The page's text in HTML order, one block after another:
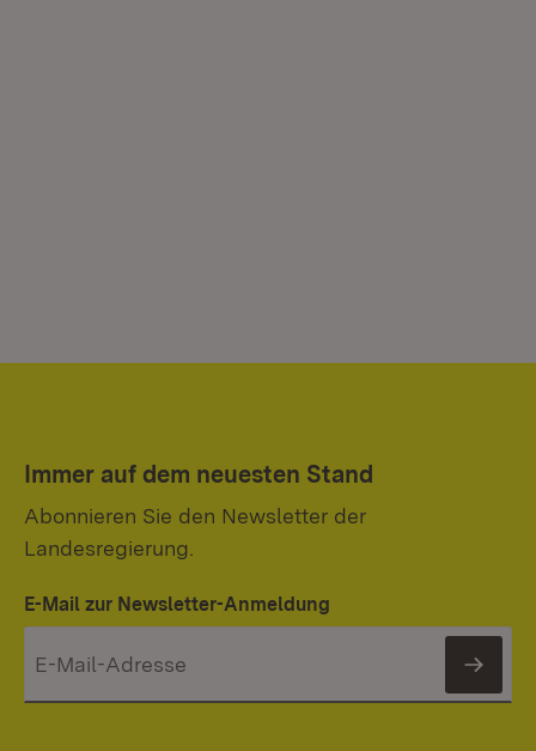
Immer auf dem neuesten Stand
Abonnieren Sie den Newsletter der
Landesregierung.
E-Mail zur Newsletter-Anmeldung